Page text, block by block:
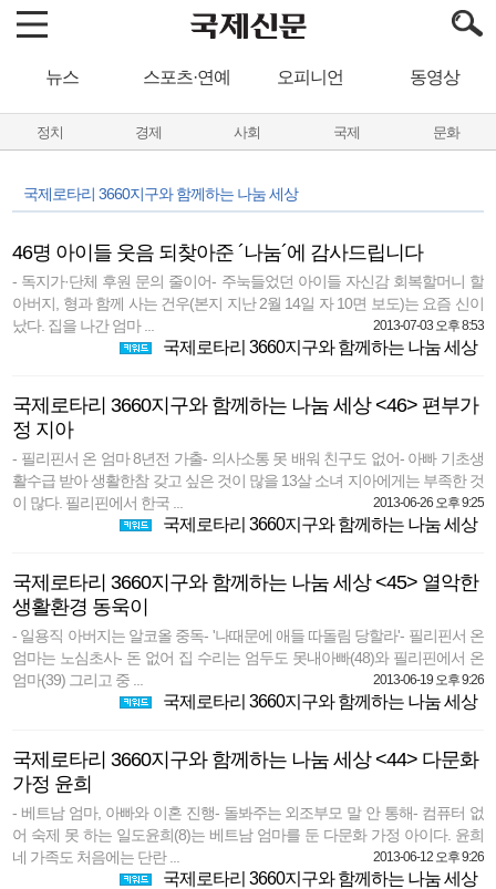
뉴스 스포츠·연예 오피니언 동영상
정치 경제 사회 국제 문화
국제로타리 3660지구와 함께하는 나눔 세상
46명 아이들 웃음 되찾아준 ´나눔´에 감사드립니다
- 독지가·단체 후원 문의 줄이어- 주눅들었던 아이들 자신감 회복할머니 할
아버지, 형과 함께 사는 건우(본지 지난 2월 14일 자 10면 보도)는 요즘 신이
났다. 집을 나간 엄마 ...
2013-07-03 오후 8:53
국제로타리 3660지구와 함께하는 나눔 세상
국제로타리 3660지구와 함께하는 나눔 세상 <46> 편부가
정 지아
- 필리핀서 온 엄마 8년전 가출- 의사소통 못 배워 친구도 없어- 아빠 기초생
활수급 받아 생활한참 갖고 싶은 것이 많을 13살 소녀 지아에게는 부족한 것
이 많다. 필리핀에서 한국 ...
2013-06-26 오후 9:25
국제로타리 3660지구와 함께하는 나눔 세상
국제로타리 3660지구와 함께하는 나눔 세상 <45> 열악한
생활환경 동욱이
- 일용직 아버지는 알코올 중독- '나때문에 애들 따돌림 당할라'- 필리핀서 온
엄마는 노심초사- 돈 없어 집 수리는 엄두도 못내아빠(48)와 필리핀에서 온
엄마(39) 그리고 중 ...
2013-06-19 오후 9:26
국제로타리 3660지구와 함께하는 나눔 세상
국제로타리 3660지구와 함께하는 나눔 세상 <44> 다문화
가정 윤희
- 베트남 엄마, 아빠와 이혼 진행- 돌봐주는 외조부모 말 안 통해- 컴퓨터 없
어 숙제 못 하는 일도윤희(8)는 베트남 엄마를 둔 다문화 가정 아이다. 윤희
네 가족도 처음에는 단란 ...
2013-06-12 오후 9:26
국제로타리 3660지구와 함께하는 나눔 세상